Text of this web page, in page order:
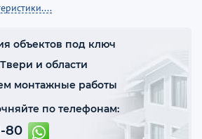
объектов под ключ
и области
монтажные работы
по телефонам:
80